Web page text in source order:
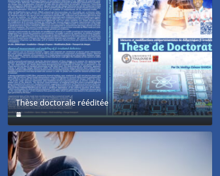
Thèse doctorale rééditée